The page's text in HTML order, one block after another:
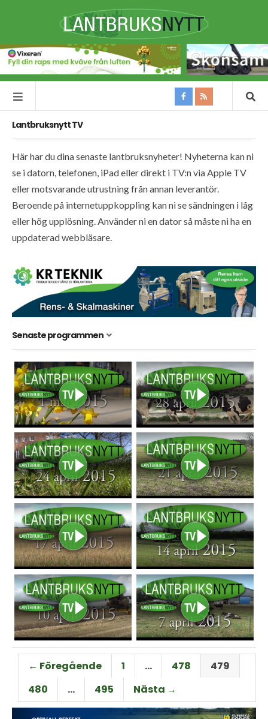
Lantbruksnytt TV
Här har du dina senaste lantbruksnyheter! Nyheterna kan ni
se i datorn, telefonen, iPad eller direkt i TV:n via Apple TV
eller motsvarande utrustning från annan leverantör.
Beroende på internetuppkoppling kan ni se sändningen i låg
eller hög upplösning. Använder ni en dator så måste ni ha en
uppdaterad webbläsare.
Senaste programmen
← Föregående 1 … 478
479
480
… 495 Nästa →